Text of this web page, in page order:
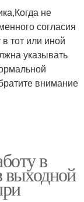
не
согласия
тот или иной
указывать
внимание
в
выходной